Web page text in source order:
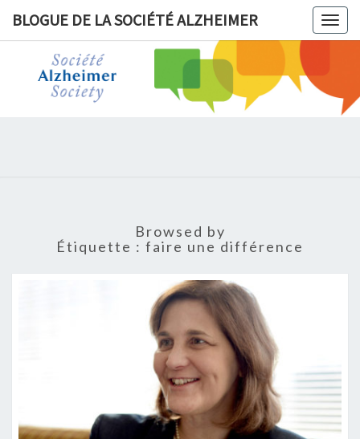
BLOGUE DE LA SOCIÉTÉ ALZHEIMER
BLOGUE
Browsed by
Étiquette : faire une différence